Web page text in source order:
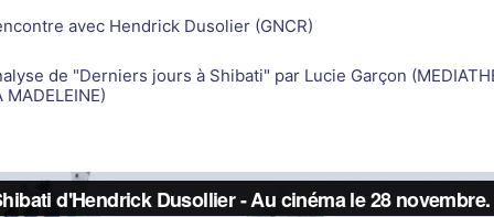
avec Hendrick Dusolier (GNCR)
de "Derniers jours à Shibati" par Lucie Garçon
MADELEINE)